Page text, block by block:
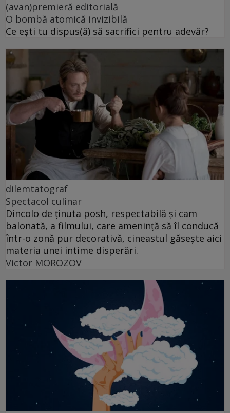
(avan)premieră editorială
O bombă atomică invizibilă
Ce ești tu dispus(ă) să sacrifici pentru adevăr?
dilemtatograf
Spectacol culinar
Dincolo de ținuta posh, respectabilă și cam
balonată, a filmului, care amenință să îl conducă
într-o zonă pur decorativă, cineastul găsește aici
materia unei intime disperări.
Victor MOROZOV